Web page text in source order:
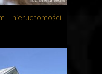
– nieruchomości